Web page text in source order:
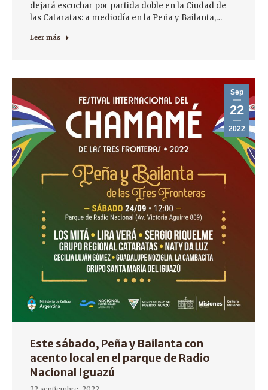
dejará escuchar por partida doble en la Ciudad de
las Cataratas: a mediodía en la Peña y Bailanta,…
Leer más
Sep
22
2022
Este sábado, Peña y Bailanta con
acento local en el parque de Radio
Nacional Iguazú